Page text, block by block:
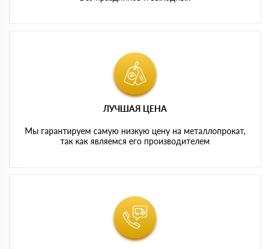
ЛУЧШАЯ ЦЕНА
Мы гарантируем самую низкую цену на металлопрокат,
так как являемся его производителем